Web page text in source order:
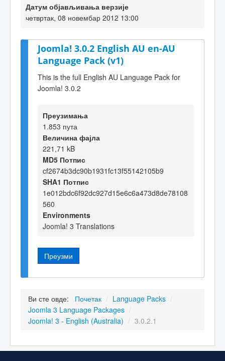
Датум објављивања верзије
четвртак, 08 новембар 2012 13:00
Joomla! 3.0.2 English AU en-AU
Language Pack (v1)
This is the full English AU Language Pack for
Joomla! 3.0.2
Преузимања
1.853 пута
Величина фајла
221,71 kB
MD5 Потпис
cf2674b3dc90b1931fc13f55142105b9
SHA1 Потпис
1e012bdc6f92dc927d15e6c6a473d8de78108
560
Environments
Joomla! 3 Translations
Преузми
Ви сте овде: Почетак / Language Packs /
Joomla 3 Language Packages /
Joomla! 3 - English (Australia) / 3.0.2.1